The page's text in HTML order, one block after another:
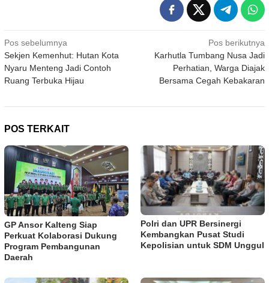
Navigasi
pos
Pos sebelumnya
Sekjen Kemenhut: Hutan Kota
Nyaru Menteng Jadi Contoh
Ruang Terbuka Hijau
Pos berikutnya
Karhutla Tumbang Nusa Jadi
Perhatian, Warga Diajak
Bersama Cegah Kebakaran
POS TERKAIT
GP Ansor Kalteng Siap
Perkuat Kolaborasi Dukung
Program Pembangunan
Daerah
Polri dan UPR Bersinergi
Kembangkan Pusat Studi
Kepolisian untuk SDM Unggul